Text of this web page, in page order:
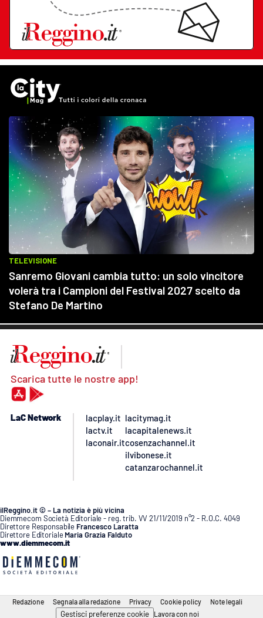
Scarica tutte le nostre app!
LaC Network
lacplay.it
lactv.it
laconair.it
lacitymag.it
lacapitalenews.it
cosenzachannel.it
ilvibonese.it
catanzarochannel.it
ilReggino.it © – La notizia è più vicina
Diemmecom Società Editoriale - reg. trib. VV 21/11/2019 n°2 - R.O.C. 4049
Direttore Responsabile Francesco Laratta
Direttore Editoriale Maria Grazia Falduto
www.diemmecom.it
Redazione Segnala alla redazione Privacy Cookie policy Note legali
Gestisci preferenze cookie Lavora con noi